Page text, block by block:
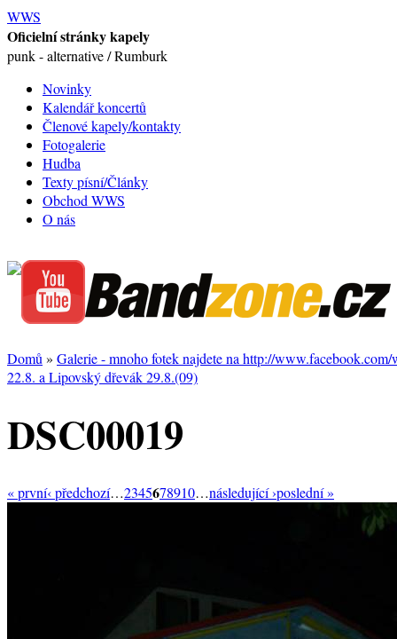
WWS
Oficielní stránky kapely
punk - alternative / Rumburk
Novinky
Kalendář koncertů
Členové kapely/kontakty
Fotogalerie
Hudba
Texty písní/Články
Obchod WWS
O nás
Domů » Galerie - mnoho fotek najdete na http://www.facebook.com/
22.8. a Lipovský dřevák 29.8.(09)
DSC00019
« první‹ předchozí…2345678910…následující ›poslední »